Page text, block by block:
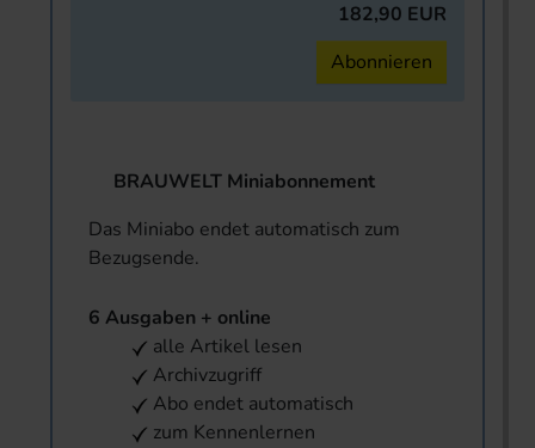
182,90 EUR
Abonnieren
BRAUWELT Miniabonnement
Das Miniabo endet automatisch zum
Bezugsende.
6 Ausgaben + online
alle Artikel lesen
Archivzugriff
Abo endet automatisch
zum Kennenlernen